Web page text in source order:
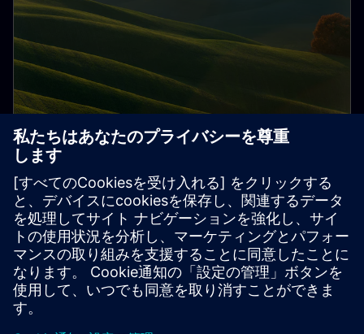
サプライチェーンにおける
Sustainability
誠実さは責任ある起業家精神の基盤です。